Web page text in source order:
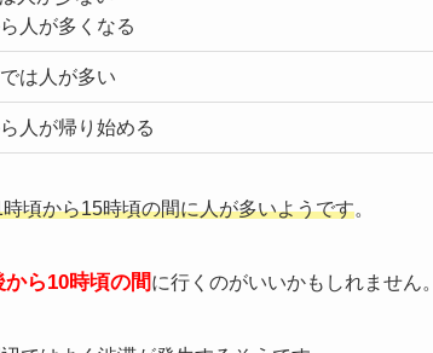
人が多くなる
は人が多い
人が帰り始める
頃から15時頃の間に人が多いようです。
から10時頃の間に行くのがいいかもしれません。